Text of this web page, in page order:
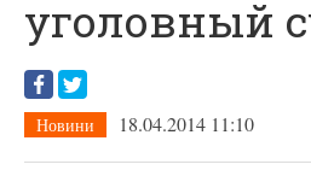
СТАРТЕР
КОНТАКТИ
уголовный
Новини 18.04.2014 11:10